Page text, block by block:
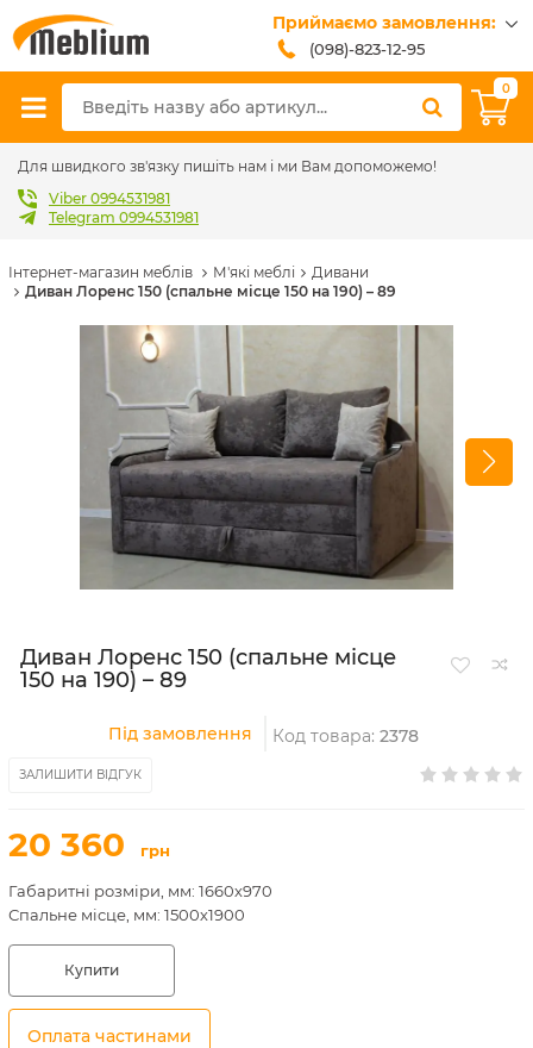
Приймаємо замовлення:
(098)-823-12-95
(099)-608-42-32
(093)-618-62-02
sales@meblium.com.ua
0
Для швидкого зв'язку пишіть нам і ми Вам допоможемо!
Viber 0994531981
Telegram 0994531981
Інтернет-магазин меблів М'які меблі
Дивани
Диван Лоренс 150 (спальне місце 150 на 190) – 89
Диван Лоренс 150 (спальне місце
150 на 190) – 89
Під замовлення Код товара: 2378
ЗАЛИШИТИ ВІДГУК
20 360 грн
Габаритні розміри, мм: 1660х970
Спальне місце, мм: 1500х1900
Купити
Оплата частинами